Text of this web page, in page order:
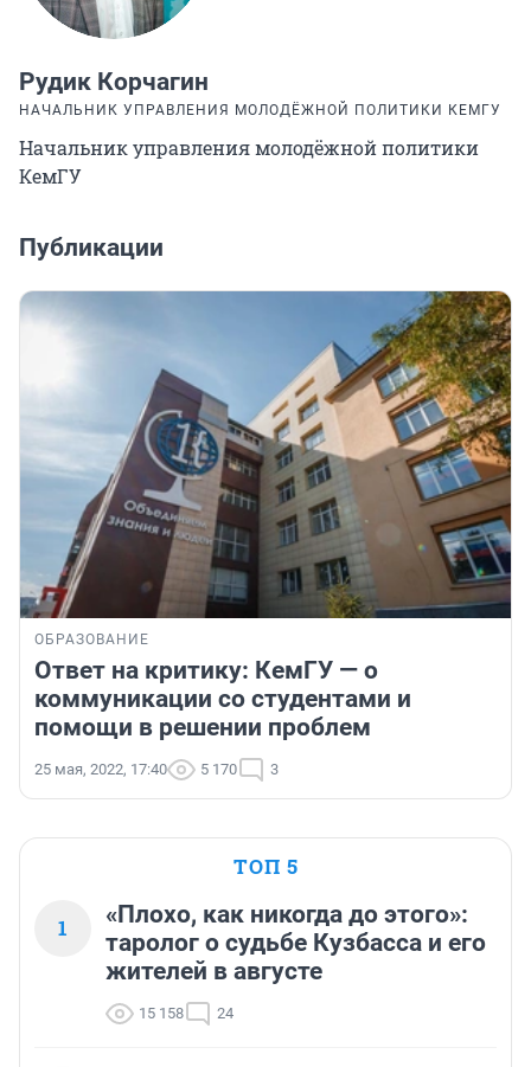
Рудик Корчагин
НАЧАЛЬНИК УПРАВЛЕНИЯ МОЛОДЁЖНОЙ ПОЛИТИКИ КЕМГУ
Начальник управления молодёжной политики
КемГУ
Публикации
ОБРАЗОВАНИЕ
Ответ на критику: КемГУ — о
коммуникации со студентами и
помощи в решении проблем
25 мая, 2022, 17:40 5 170 3
ТОП 5
1
«Плохо, как никогда до этого»:
таролог о судьбе Кузбасса и его
жителей в августе
15 158 24